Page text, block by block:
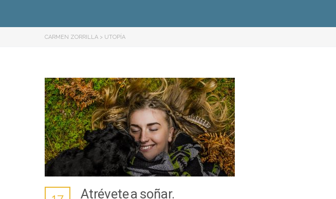
CARMEN ZORRILLA > UTOPÍA
Atrévete a soñar.